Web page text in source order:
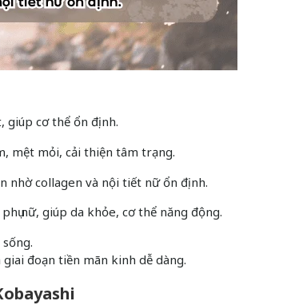
giúp cơ thể ổn định.
mệt mỏi, cải thiện tâm trạng.
nhờ collagen và nội tiết nữ ổn định.
nữ, giúp da khỏe, cơ thể năng động.
giai đoạn tiền mãn kinh dễ dàng.